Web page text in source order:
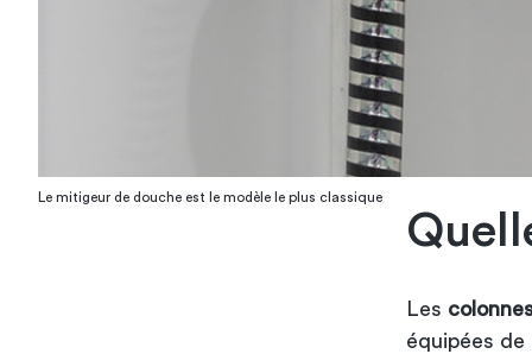
Le mitigeur de douche est le modèle le plus classique
Les
équipées